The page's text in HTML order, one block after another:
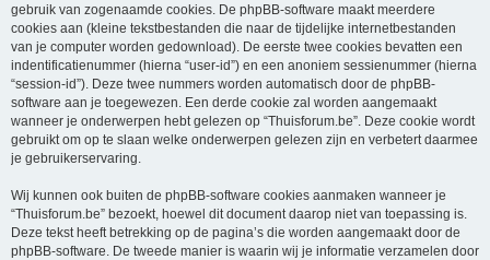
gebruik van zogenaamde cookies. De phpBB-software maakt meerdere
cookies aan (kleine tekstbestanden die naar de tijdelijke internetbestanden
van je computer worden gedownload). De eerste twee cookies bevatten een
indentificatienummer (hierna “user-id”) en een anoniem sessienummer (hierna
“session-id”). Deze twee nummers worden automatisch door de phpBB-
software aan je toegewezen. Een derde cookie zal worden aangemaakt
wanneer je onderwerpen hebt gelezen op “Thuisforum.be”. Deze cookie wordt
gebruikt om op te slaan welke onderwerpen gelezen zijn en verbetert daarmee
je gebruikerservaring.
Wij kunnen ook buiten de phpBB-software cookies aanmaken wanneer je
“Thuisforum.be” bezoekt, hoewel dit document daarop niet van toepassing is.
Deze tekst heeft betrekking op de pagina’s die worden aangemaakt door de
phpBB-software. De tweede manier is waarin wij je informatie verzamelen door